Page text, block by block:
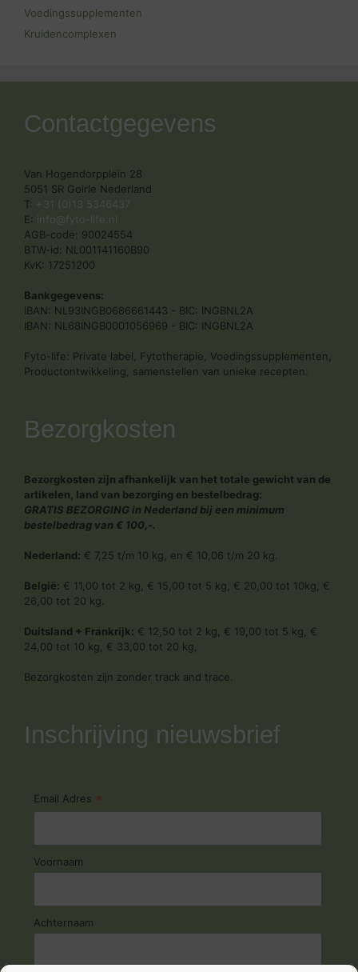
Voedingssupplementen
Kruidencomplexen
Contactgegevens
Van Hogendorpplein 28
5051 SR Goirle Nederland
T: +31 (0)13 5346437
E: info@fyto-life.nl
AGB-code: 90024554
BTW-id: NL001141160B90
KvK: 17251200
Bankgegevens:
IBAN: NL93INGB0686661443 - BIC: INGBNL2A
IBAN: NL68INGB0001056969 - BIC: INGBNL2A
Fyto-life: Private label, Fytotherapie, Voedingssupplementen,
Productontwikkeling, samenstellen van unieke recepten.
Bezorgkosten
Bezorgkosten zijn afhankelijk van het totale gewicht van de
artikelen, land van bezorging en bestelbedrag:
GRATIS BEZORGING in Nederland bij een minimum
bestelbedrag van € 100,-.
Nederland: € 7,25 t/m 10 kg, en € 10,06 t/m 20 kg.
België: € 11,00 tot 2 kg, € 15,00 tot 5 kg, € 20,00 tot 10kg, €
26,00 tot 20 kg.
Duitsland + Frankrijk: € 12,50 tot 2 kg, € 19,00 tot 5 kg, €
24,00 tot 10 kg, € 33,00 tot 20 kg,
Bezorgkosten zijn zonder track and trace.
Inschrijving nieuwsbrief
Email Adres *
Voornaam
Achternaam